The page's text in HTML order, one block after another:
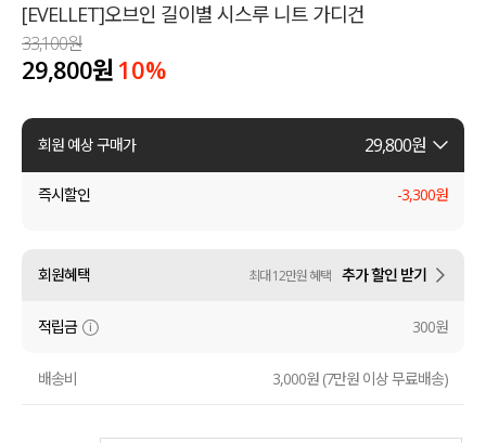
티셔츠
팬츠
셔츠
원피스
액티브
아우터
언더웨어
[EVELLET]오브인 길이별 시스루 니트 가디건
33,100원
29,800원 10%
회원 예상 구매가 29,800원
즉시할인 -3,300원
회원혜택 최대 12만원 혜택 추가 할인 받기
적립금 300원
배송비 3,000원 (7만원 이상 무료배송)